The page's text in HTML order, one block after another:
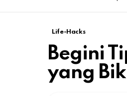
Life-Hacks
Begini
yang